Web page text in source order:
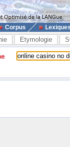
Corpus
Etymologie